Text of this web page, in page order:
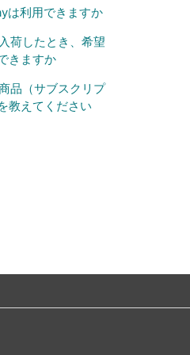
は利用できますか
荷したとき、希望
きますか
品（サブスクリプ
教えてください